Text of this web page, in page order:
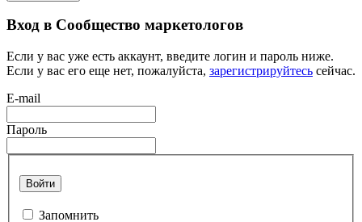
Вход в Сообщество маркетологов
Если у вас уже есть аккаунт, введите логин и пароль ниже.
Если у вас его еще нет, пожалуйста, зарегистрируйтесь сейчас.
E-mail
Пароль
Войти
Запомнить